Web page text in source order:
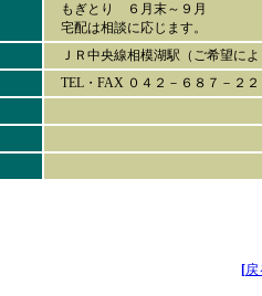
もぎとり ６月末～９月
宅配は相談に応じます。
ＪＲ中央線相模湖駅（ご希望に
TEL・FAX ０４２－６８７－２
[戻